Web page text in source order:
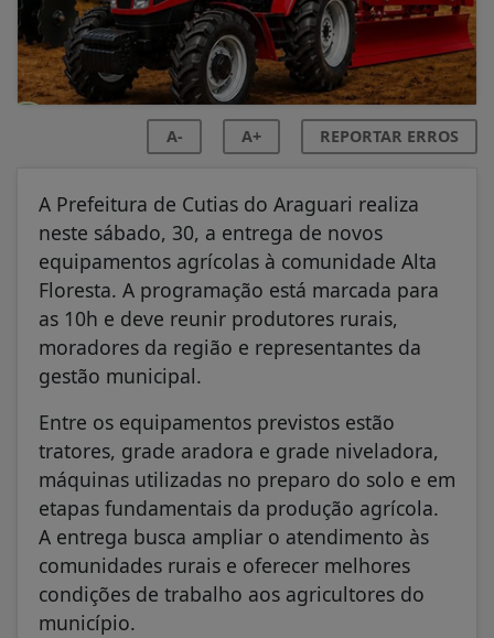
A- A+ REPORTAR ERROS
A Prefeitura de Cutias do Araguari realiza
neste sábado, 30, a entrega de novos
equipamentos agrícolas à comunidade Alta
Floresta. A programação está marcada para
as 10h e deve reunir produtores rurais,
moradores da região e representantes da
gestão municipal.
Entre os equipamentos previstos estão
tratores, grade aradora e grade niveladora,
máquinas utilizadas no preparo do solo e em
etapas fundamentais da produção agrícola.
A entrega busca ampliar o atendimento às
comunidades rurais e oferecer melhores
condições de trabalho aos agricultores do
município.